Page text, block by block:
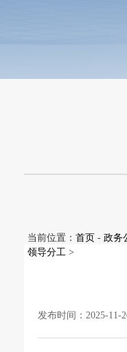
当前位置： 首页 - 政务
领导分工 >
发布时间：2025-11-